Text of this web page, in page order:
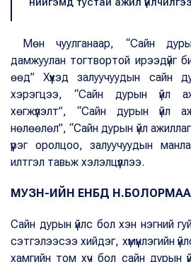
Мөн чуулганаар, “Сайн
дамжуулан тогтвортой ирээдүйг
өөд” Хүүхэд залуучуудын сайн
хэрэгцээ, “Сайн дурын үйл
хөгжүүлэлт”, “Сайн дурын үйл
нөлөөлөл”, “Сайн дурын үйл
үүрэг оролцоо, залуучуудын
илтгэл тавьж хэлэлцүүллээ.
МУЗН-ИЙН ЕНБД Н.БОЛОРМ
Сайн дурын үйлс бол хэн нэгний
сэтгэлээсээ хийдэг, хүмүүнлэгийн
хамгийн том хүч бол сайн дурын